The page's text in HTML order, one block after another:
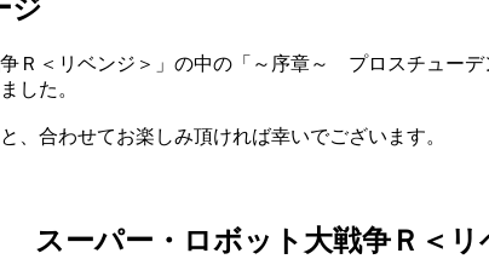
ジ
Ｒ＜リベンジ＞」の中の「～序章～ プロスチュー
した。
、合わせてお楽しみ頂ければ幸いでございます。
スーパー・ロボット大戦争Ｒ＜リ